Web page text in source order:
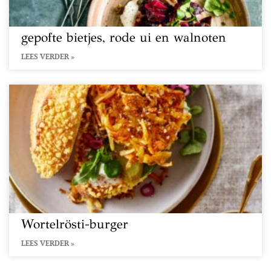
gepofte bietjes, rode ui en walnoten
LEES VERDER »
Wortelrösti-burger
LEES VERDER »